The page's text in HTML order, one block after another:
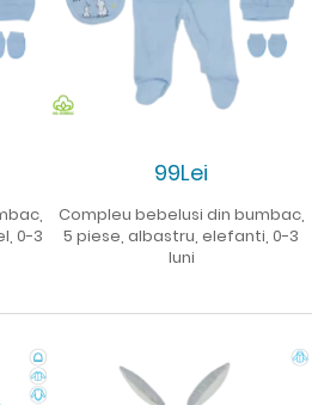
0-3
99Lei
Compleu bebelusi din bumbac,
5 piese, albastru, elefanti, 0-3
luni